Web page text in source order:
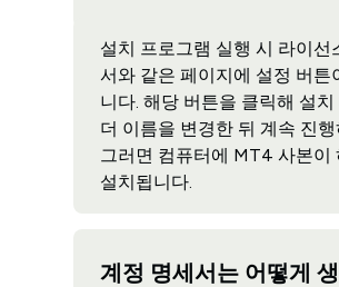
설치 프로그램 실행 시 라이선
서와 같은 페이지에 설정 버튼
니다. 해당 버튼을 클릭해 설치
더 이름을 변경한 뒤 계속 진행
그러면 컴퓨터에 MT4 사본이
설치됩니다.
계정 명세서는 어떻게